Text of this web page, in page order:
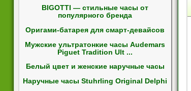
BIGOTTI — стильные часы от
популярного бренда
Оригами-батарея для смарт-девайсов
Мужские ультратонкие часы Audemars
Piguet Tradition Ult ...
Белый цвет и женские наручные часы
Наручные часы Stuhrling Original Delphi